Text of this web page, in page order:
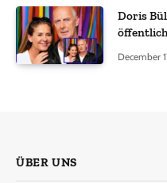
Doris
December
ÜBER UNS